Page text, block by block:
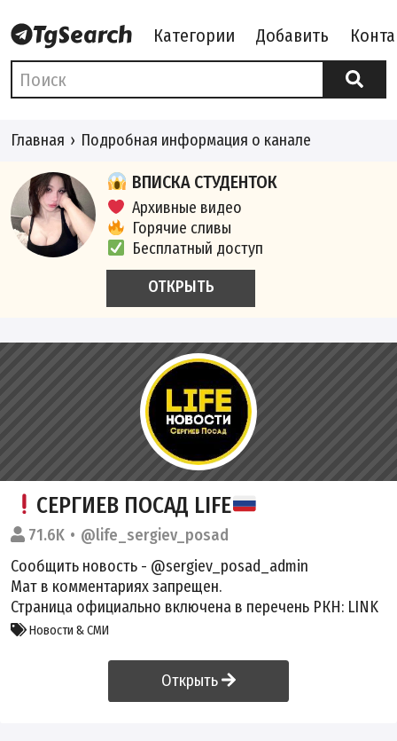
Категории Добавить
Главная Подробная информация о канале
ВПИСКА СТУДЕНТОК
Архивные видео
Горячие сливы
Бесплатный доступ
ОТКРЫТЬ
СЕРГИЕВ ПОСАД LIFE
71.6K
@life_sergiev_posad
Сообщить новость - @sergiev_posad_admin
Мат в комментариях запрещен.
Страница официально включена в перечень РКН: LINK
Новости & СМИ
Открыть